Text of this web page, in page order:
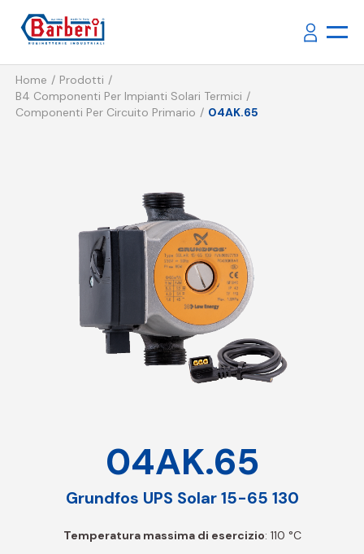
Home
Prodotti
B4 Componenti Per Impianti Solari Termici
Componenti Per Circuito Primario
04AK.65
04AK.65
Grundfos UPS Solar 15-65 130
Temperatura massima di esercizio: 110 °C